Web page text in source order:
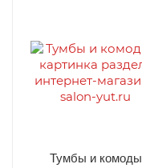
Тумбы и комоды